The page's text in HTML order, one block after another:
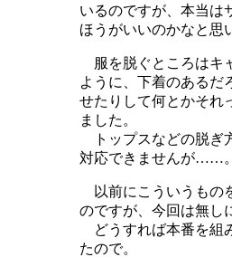
いるのですが、本当は
ほうがいいのかなと思
服を脱ぐところはキ
ように、下着のあるだ
せたりして何とかそれ
ました。
トップスなどの脱ぎ
対応できませんが……。
以前にこういうもの
のですが、今回は無し
どうすれば本番を組
たので。